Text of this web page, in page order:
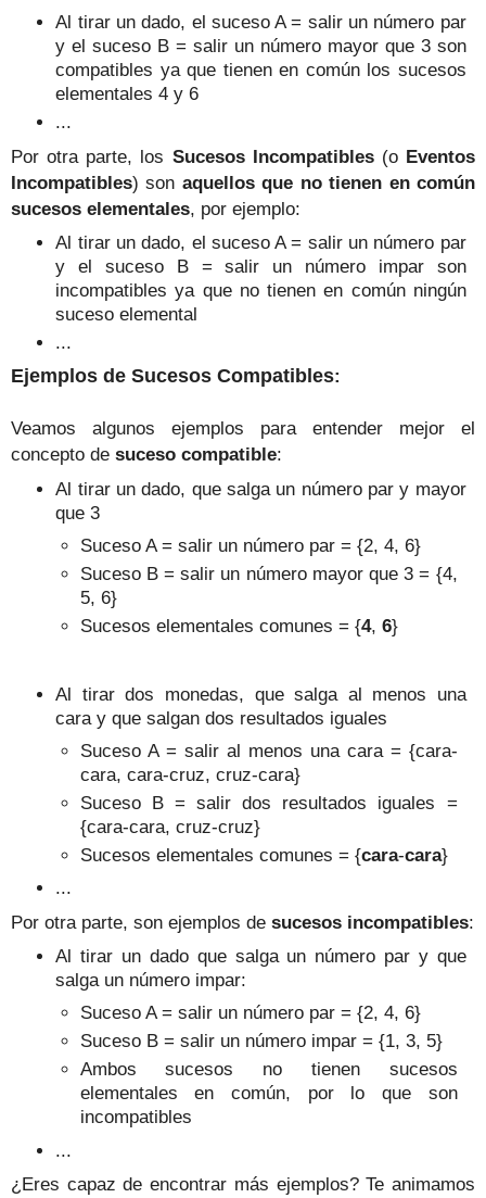
Al tirar un dado, el suceso A = salir un número par
y el suceso B = salir un número mayor que 3 son
compatibles ya que tienen en común los sucesos
elementales4 y 6
...
Por otra parte, los Sucesos Incompatibles (o Eventos
Incompatibles) son aquellos que no tienen en común
sucesos elementales, por ejemplo:
Al tirar un dado, el suceso A = salir un número par
y el suceso B = salir un número impar son
incompatibles ya que no tienen en común ningún
suceso elemental
...
Ejemplos de Sucesos Compatibles:
Veamos algunos ejemplos para entender mejor el
concepto de suceso compatible:
Al tirar un dado,
que salga un número par y mayor
que3
Suceso A= salir un número par = {2, 4, 6}
Suceso B = salir un número mayor que 3 = {4,
5, 6}
Sucesos elementales comunes = {4, 6}
Al tirardos monedas , que salga al menos una
cara y que salgan dos resultados iguales
Suceso A= salir al menos una cara= {cara-
cara, cara-cruz, cruz-cara}
Suceso B = salirdos resultados iguales =
{cara-cara, cruz-cruz}
Sucesos elementales comunes = {cara-cara}
...
Por otra parte, son ejemplos de sucesos incompatibles:
Al tirar un dado que salga un número par y que
salga un número impar:
Suceso A = salir un número par = {2, 4, 6}
Suceso B = salir un número impar = {1, 3, 5}
Ambos sucesos no tienen sucesos
elementales en común, por lo que son
incompatibles
¿Eres capaz de encontrar más ejemplos? Te animamos